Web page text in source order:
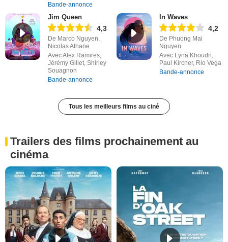
Bande-annonce
Jim Queen
4,3
De Marco Nguyen,
Nicolas Athane
Avec Alex Ramires,
Jérémy Gillet, Shirley
Souagnon
Bande-annonce
In Waves
4,2
De Phuong Mai
Nguyen
Avec Lyna Khoudri,
Paul Kircher, Rio Vega
Bande-annonce
Tous les meilleurs films au ciné
Trailers des films prochainement au
cinéma